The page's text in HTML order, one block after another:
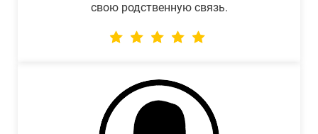
свою родственную связь.